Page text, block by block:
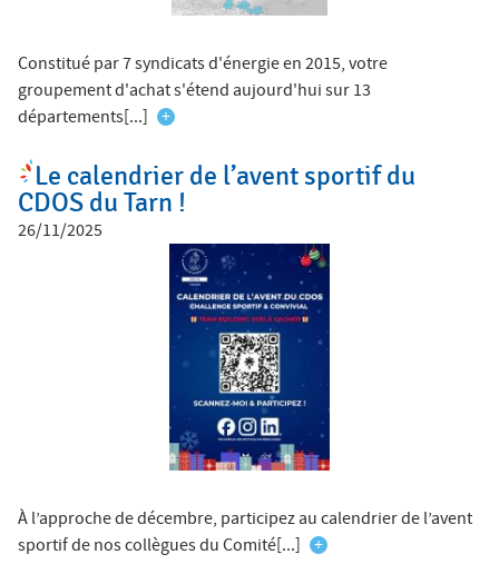
Constitué par 7 syndicats d'énergie en 2015, votre
groupement d'achat s'étend aujourd'hui sur 13
départements[...]
+
Le calendrier de l’avent sportif du
CDOS du Tarn !
26/11/2025
À l’approche de décembre, participez au calendrier de l’avent
sportif de nos collègues du Comité[...]
+